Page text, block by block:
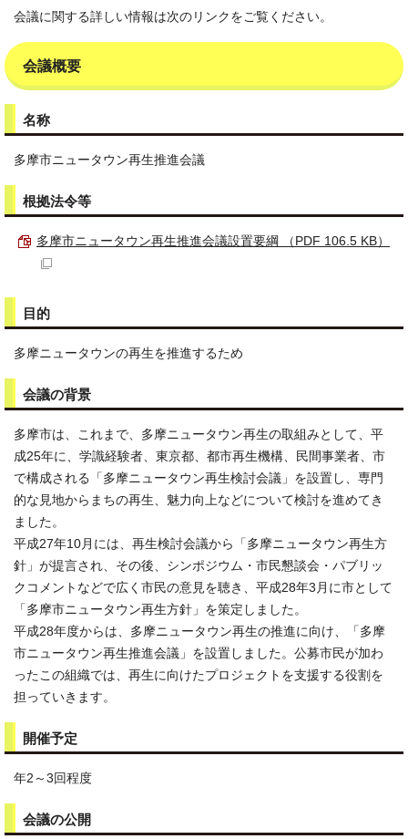
会議に関する詳しい情報は次のリンクをご覧ください。
会議概要
名称
多摩市ニュータウン再生推進会議
根拠法令等
多摩市ニュータウン再生推進会議設置要綱 （PDF 106.5 KB）
目的
多摩ニュータウンの再生を推進するため
会議の背景
多摩市は、これまで、多摩ニュータウン再生の取組みとして、平
成25年に、学識経験者、東京都、都市再生機構、民間事業者、市
で構成される「多摩ニュータウン再生検討会議」を設置し、専門
的な見地からまちの再生、魅力向上などについて検討を進めてき
ました。
平成27年10月には、再生検討会議から「多摩ニュータウン再生方
針」が提言され、その後、シンポジウム・市民懇談会・パブリッ
クコメントなどで広く市民の意見を聴き、平成28年3月に市として
「多摩市ニュータウン再生方針」を策定しました。
平成28年度からは、多摩ニュータウン再生の推進に向け、「多摩
市ニュータウン再生推進会議」を設置しました。公募市民が加わ
ったこの組織では、再生に向けたプロジェクトを支援する役割を
担っていきます。
開催予定
年2～3回程度
会議の公開